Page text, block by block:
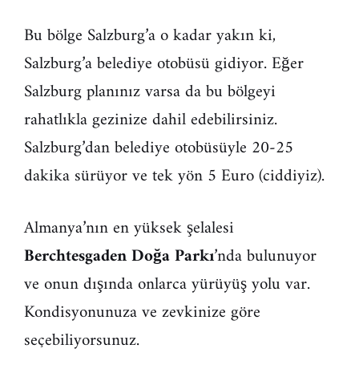
Bu bölge Salzburg’a o kadar yakın ki,
Salzburg’a belediye otobüsü gidiyor. Eğer
Salzburg planınız varsa da bu bölgeyi
rahatlıkla gezinize dahil edebilirsiniz.
Salzburg’dan belediye otobüsüyle 20-25
dakika sürüyor ve tek yön 5 Euro (ciddiyiz).
Almanya’nın en yüksek şelalesi
Berchtesgaden Doğa Parkı’nda bulunuyor
ve onun dışında onlarca yürüyüş yolu var.
Kondisyonunuza ve zevkinize göre
seçebiliyorsunuz.